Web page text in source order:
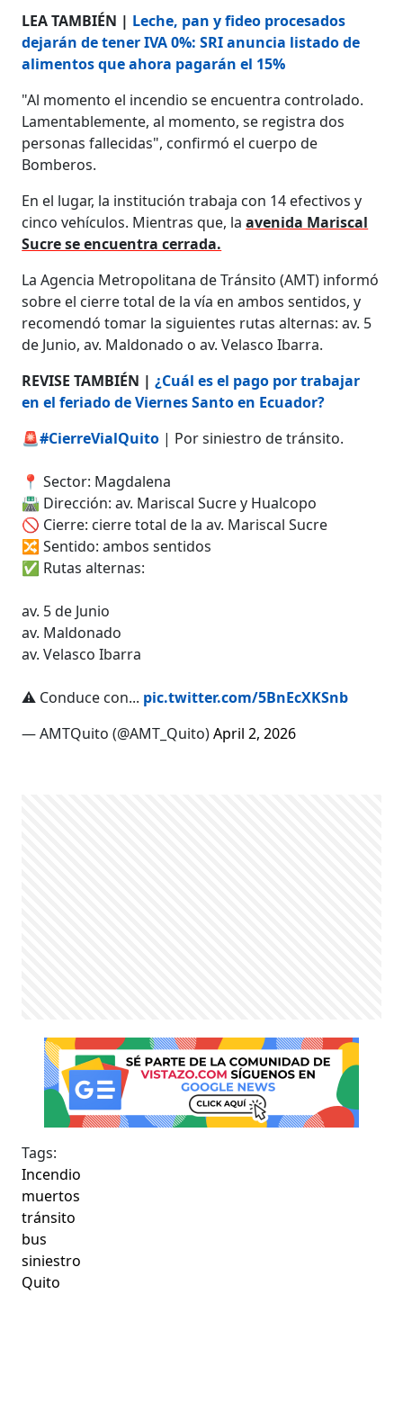
LEA TAMBIÉN | Leche, pan y fideo procesados
dejarán de tener IVA 0%: SRI anuncia listado de
alimentos que ahora pagarán el 15%
"Al momento el incendio se encuentra controlado.
Lamentablemente, al momento, se registra dos
personas fallecidas", confirmó el cuerpo de
Bomberos.
En el lugar, la institución trabaja con 14 efectivos y
cinco vehículos. Mientras que, laavenida Mariscal
Sucre se encuentra cerrada.
La Agencia Metropolitana de Tránsito (AMT) informó
sobre el cierre total de la vía en ambos sentidos, y
recomendó tomar la siguientes rutas alternas: av. 5
de Junio, av. Maldonado o av. Velasco Ibarra.
REVISE TAMBIÉN |¿Cuál es el pago por trabajar
en el feriado de Viernes Santo en Ecuador?
🚨#CierreVialQuito | Por siniestro de tránsito.
📍 Sector: Magdalena
🛣️ Dirección: av. Mariscal Sucre y Hualcopo
🚫 Cierre: cierre total de la av. Mariscal Sucre
🔀 Sentido: ambos sentidos
✅ Rutas alternas:
av. 5 de Junio
av. Maldonado
av. Velasco Ibarra
⚠️ Conduce con... pic.twitter.com/5BnEcXKSnb
— AMTQuito (@AMT_Quito)April 2, 2026
Tags:
Incendio
muertos
tránsito
bus
siniestro
Quito